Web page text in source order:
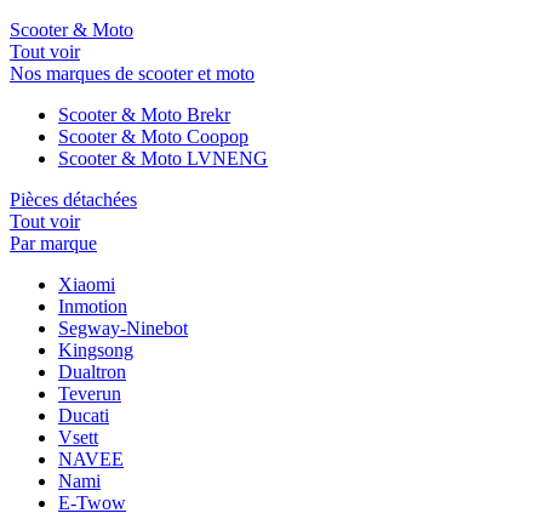
Scooter & Moto
Tout voir
Nos marques de scooter et moto
Scooter & Moto Brekr
Scooter & Moto Coopop
Scooter & Moto LVNENG
Pièces détachées
Tout voir
Par marque
Xiaomi
Inmotion
Segway-Ninebot
Kingsong
Dualtron
Teverun
Ducati
Vsett
NAVEE
Nami
E-Twow